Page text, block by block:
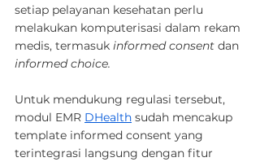
setiap pelayanan kesehatan perlu
melakukan komputerisasi dalam rekam
medis, termasuk informed consent dan
informed choice.
Untuk mendukung regulasi tersebut,
modul EMR DHealth sudah mencakup
template informed consent yang
terintegrasi langsung dengan fitur